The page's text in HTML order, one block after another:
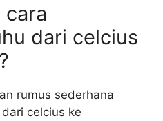
cara
dari celcius
rumus sederhana
celcius ke